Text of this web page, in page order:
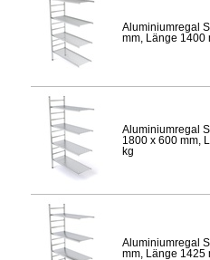
Aluminiumregal
mm, Länge 1400
Aluminiumregal
1800 x 600 mm,
kg
Aluminiumregal
mm, Länge 1425